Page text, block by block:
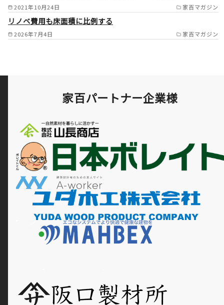
2021年10月24日 家百マガジン
2026年7月4日 家百マガジン
リノベ費用も床面積に比例する
家百パートナー企業様